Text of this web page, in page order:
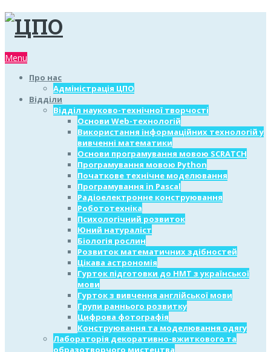
Menu
Про нас
Адміністрація ЦПО
Відділи
Відділ науково-технічної творчості
Основи Web-технологій
Використання інформаційних технологій у
вивченні математики
Основи програмування мовою SCRATCH
Програмування мовою Python
Початкове технічне моделювання
Програмування in Pascal
Радіоелектронне конструювання
Робототехніка
Психологічний розвиток
Юний натураліст
Біологія рослин
Розвиток математичних здібностей
Цікава астрономія
Гурток підготовки до НМТ з української
мови
Гурток з вивчення англійської мови
Групи раннього розвитку
Цифрова фотографія
Конструювання та моделювання одягу
Лабораторія декоративно-вжиткового та
образотворчого мистецтва